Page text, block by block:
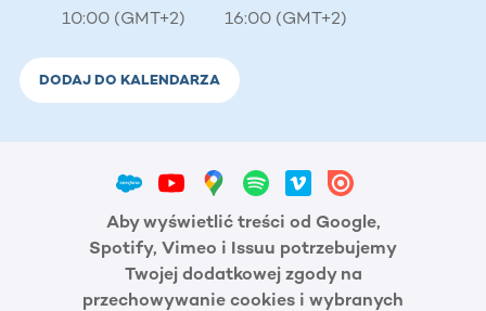
10:00 (GMT+2) 16:00 (GMT+2)
DODAJ DO KALENDARZA
Aby wyświetlić treści od Google,
Spotify, Vimeo i Issuu potrzebujemy
Twojej dodatkowej zgody na
przechowywanie cookies i wybranych